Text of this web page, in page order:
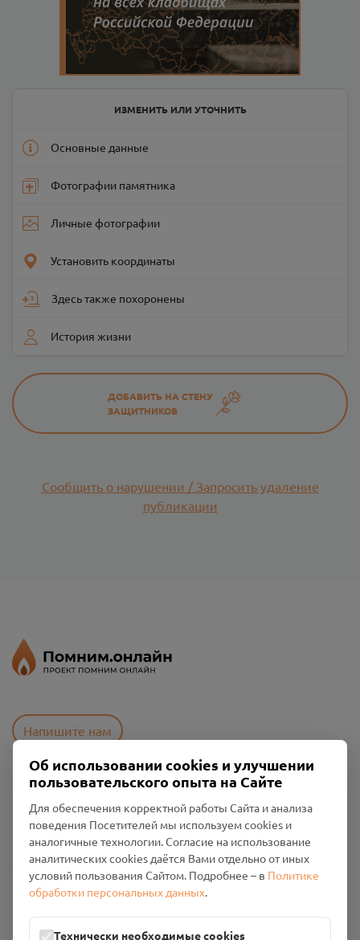
ИЗМЕНИТЬ ИЛИ УТОЧНИТЬ
Основные данные
Фотографии памятника
Личные фотографии
Установить координаты
Здесь также похоронены
История жизни
ДОБАВИТЬ НА СТЕНУ
ЗАЩИТНИКОВ
Сообщить о нарушении / Запросить удаление
публикации
Напишите нам
Политика конфиденциальности
Промо-материалы
Настройки cookies
Общество с ограниченной ответственностью «Смоленский
Проект Помним»
ИНН: 6700029207 ОГРН: 1256700001986
Об использовании cookies и улучшении
пользовательского опыта на Сайте
Для обеспечения корректной работы Сайта и анализа
поведения Посетителей мы используем cookies и
аналогичные технологии. Согласие на использование
аналитических cookies даётся Вами отдельно от иных
условий пользования Сайтом. Подробнее – в Политике
обработки персональных данных.
Технически необходимые cookies